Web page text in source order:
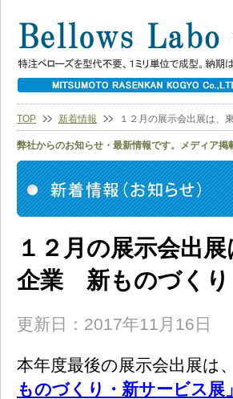
TOP 新着情報 １２月の展示会出展は、
弊社からのお知らせ・最新情報です。メディア
１２月の展示会出
企業 新ものづくり
更新日：2017年11月16日
本年度最後の展示会出展は
ものづくり・新サービス展」